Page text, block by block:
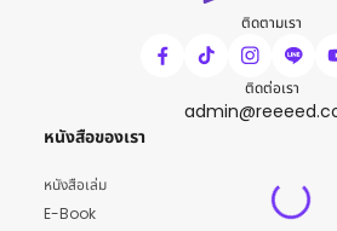
ติดตามเรา
ติดต่อเรา
หนังสือของเรา
หนังสือเล่ม
E-Book